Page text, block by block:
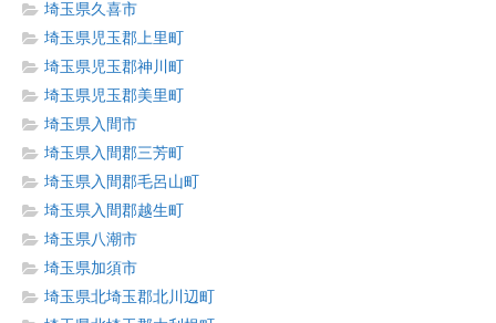
埼玉県久喜市
埼玉県児玉郡上里町
埼玉県児玉郡神川町
埼玉県児玉郡美里町
埼玉県入間市
埼玉県入間郡三芳町
埼玉県入間郡毛呂山町
埼玉県入間郡越生町
埼玉県八潮市
埼玉県加須市
埼玉県北埼玉郡北川辺町